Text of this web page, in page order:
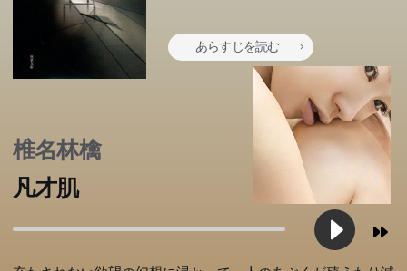
あらすじを読む
ラスの生徒に殺されたのです」我が子を校内で亡くした中
学校の女性教師によるホームルームでの告白から、この物
語は始まる。語り手が「級友」「犯人」「犯人の家族」と
次々と変わり、次第に事件の全体像が浮き彫りにされてい
く。衝撃的なラストを巡り物議を醸した、デビュー作にし
て、第6回本屋大賞受賞のベストセラーが遂に文庫化!“特
別収録”中島哲也監督インタビュー『「告白」映画化によ
せて』。
椎名林檎
凡才肌